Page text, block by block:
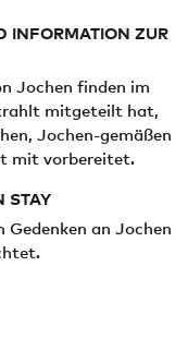
INFORMATION ZUR
Jochen finden im
mitgeteilt hat,
Jochen-gemäßen
mit vorbereitet.
STAY
Gedenken an Jochen